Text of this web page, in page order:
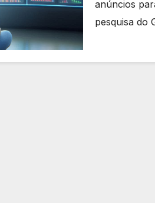
anúncios
pesquisa do